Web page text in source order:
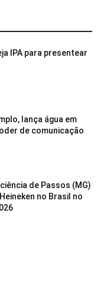
IPA para presentear
lança água em
de comunicação
de Passos (MG)
no Brasil no